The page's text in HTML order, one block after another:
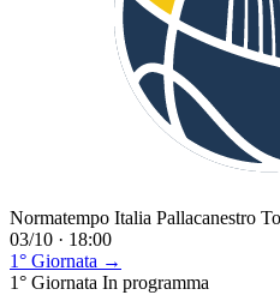
Normatempo Italia Pallacanestro
03/10 · 18:00
1° Giornata →
1° Giornata In programma